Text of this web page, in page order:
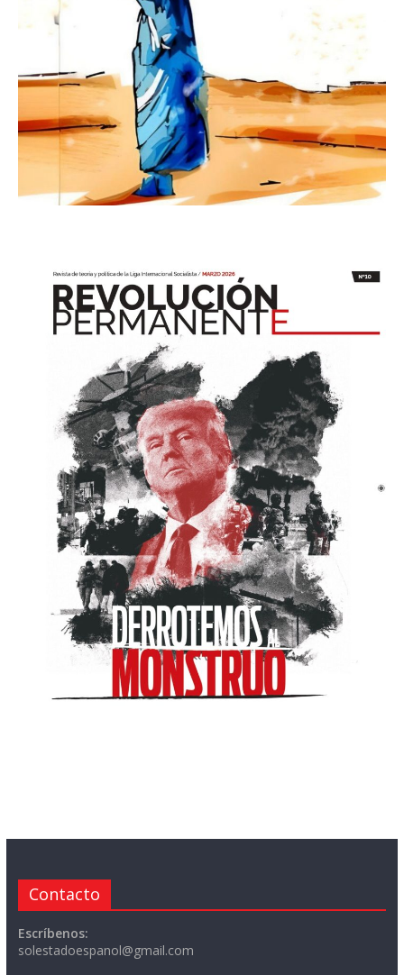
Contacto
Escríbenos:
solestadoespanol@gmail.com